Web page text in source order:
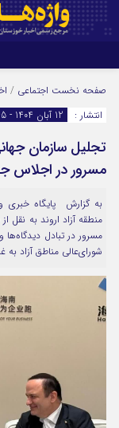
اینستاگرام
سروش
آپارات
رمز عبور
مرا به خاطر بسپار
صفحه نخست اجتماعی /
انتشار :
12 آبان 1404 - 11:45 ق.ظ
تجلیل سازمان
مسرور در اجلاس
به گزارش پایگاه خبری
منطقه آزاد اروند به نقل
مسرور در تبادل
شورای‌عالی مناطق آزاد